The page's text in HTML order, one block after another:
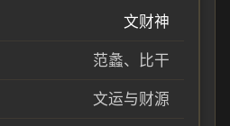
文财神
范蠡、比干
文运与财源